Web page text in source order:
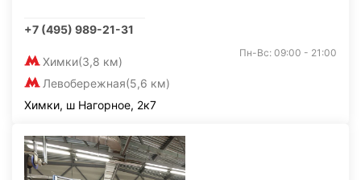
+7 (495) 989-21-31
Химки(3,8 км)
Левобережная(5,6 км)
Пн-Вс: 09:00 - 21:00
Химки, ш Нагорное, 2к7